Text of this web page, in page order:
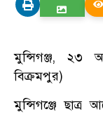
মুন্সিগঞ্জ, ২৩
বিক্রমপুর)
মুন্সিগঞ্জে